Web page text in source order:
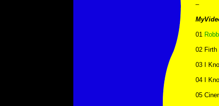
–
01
02
03 I
04 I
05